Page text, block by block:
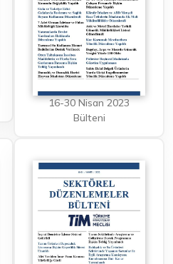
16-30 Nisan 2023
Bülteni